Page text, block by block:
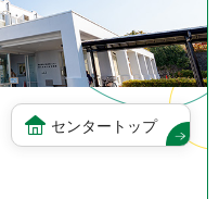
センタートップ